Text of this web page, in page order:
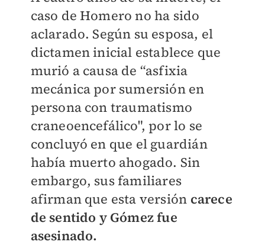
caso de Homero no ha sido
aclarado. Según su esposa, el
dictamen inicial establece que
murió a causa de “asfixia
mecánica por sumersión en
persona con traumatismo
craneoencefálico", por lo se
concluyó en que el guardián
había muerto ahogado. Sin
embargo, sus familiares
afirman que esta versión carece
de sentido y Gómez fue
asesinado.